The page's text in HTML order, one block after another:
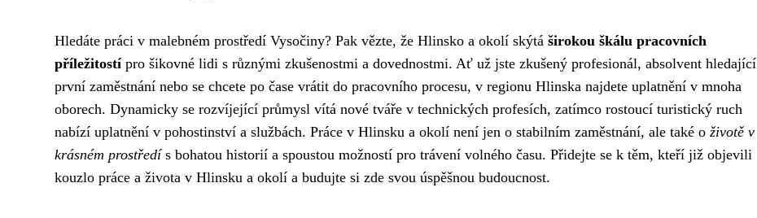
Hledáte práci v malebném prostředí Vysočiny? Pak vězte, že Hlinsko a okolí skýtá širokou škálu pracovních
příležitostípro šikovné lidi s různými zkušenostmi a dovednostmi. Ať už jste zkušený profesionál, absolvent hledající
první zaměstnání nebo se chcete po čase vrátit do pracovního procesu, v regionu Hlinska najdete uplatnění v mnoha
oborech. Dynamicky se rozvíjející průmysl vítá nové tváře v technických profesích, zatímco rostoucí turistický ruch
nabízí uplatnění v pohostinství a službách. Práce v Hlinsku a okolí není jen o stabilním zaměstnání, ale také o životě v
krásném prostředís bohatou historií a spoustou možností pro trávení volného času. Přidejte se k těm, kteří již objevili
kouzlo práce a života v Hlinsku a okolí a budujte si zde svou úspěšnou budoucnost.